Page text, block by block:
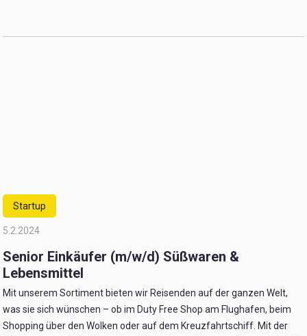
Startup
5.2.2024
Senior Einkäufer (m/w/d) Süßwaren &
Lebensmittel
Mit unserem Sortiment bieten wir Reisenden auf der ganzen Welt,
was sie sich wünschen – ob im Duty Free Shop am Flughafen, beim
Shopping über den Wolken oder auf dem Kreuzfahrtschiff. Mit der